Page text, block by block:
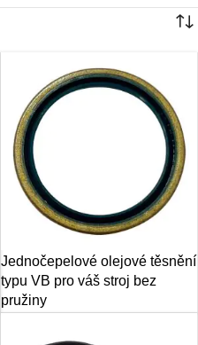
Jednočepelové olejové těsnění
typu VB pro váš stroj bez
pružiny